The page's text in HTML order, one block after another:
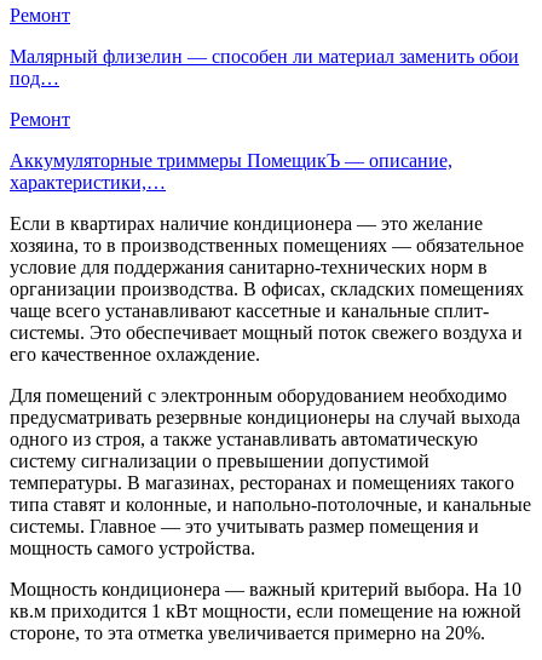
Ремонт
Малярный флизелин — способен ли материал заменить обои
под…
Ремонт
Аккумуляторные триммеры ПомещикЪ — описание,
характеристики,…
Если в квартирах наличие кондиционера — это желание
хозяина, то в производственных помещениях — обязательное
условие для поддержания санитарно-технических норм в
организации производства. В офисах, складских помещениях
чаще всего устанавливают кассетные и канальные сплит-
системы. Это обеспечивает мощный поток свежего воздуха и
его качественное охлаждение.
Для помещений с электронным оборудованием необходимо
предусматривать резервные кондиционеры на случай выхода
одного из строя, а также устанавливать автоматическую
систему сигнализации о превышении допустимой
температуры. В магазинах, ресторанах и помещениях такого
типа ставят и колонные, и напольно-потолочные, и канальные
системы. Главное — это учитывать размер помещения и
мощность самого устройства.
Мощность кондиционера — важный критерий выбора. На 10
кв.м приходится 1 кВт мощности, если помещение на южной
стороне, то эта отметка увеличивается примерно на 20%.